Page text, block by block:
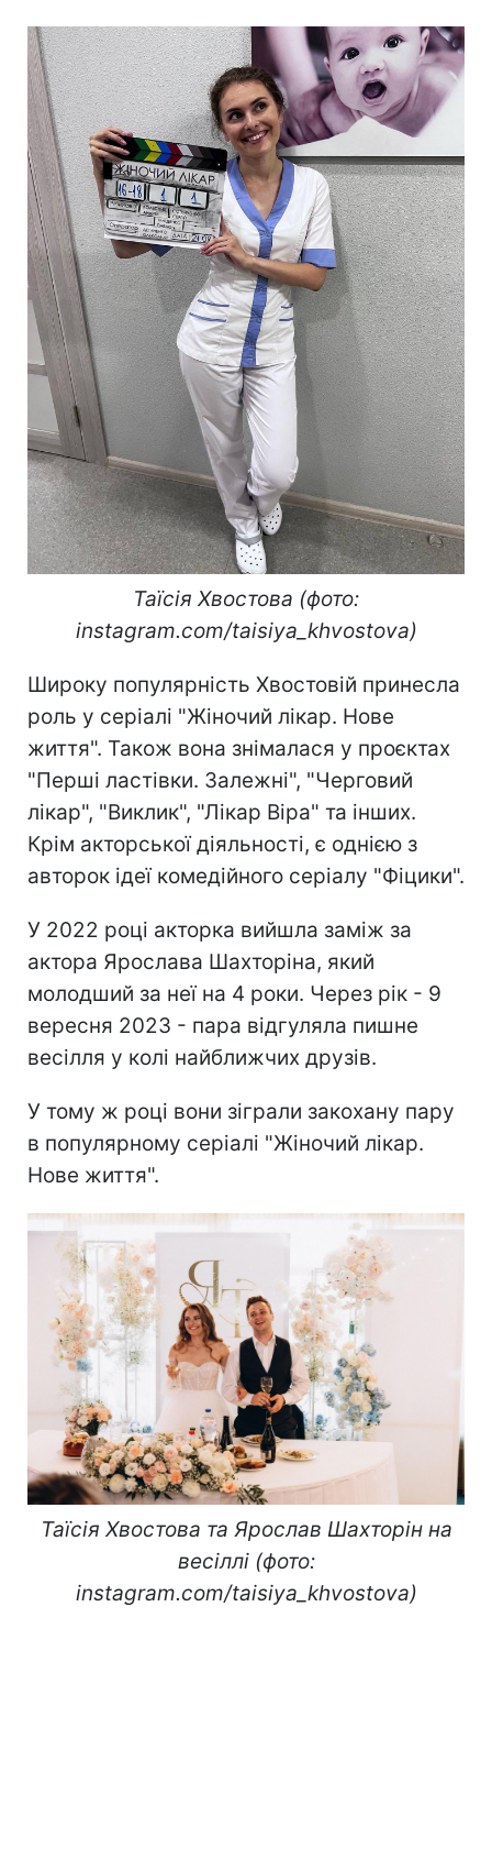
Таїсія Хвостова (фото:
instagram.com/taisiya_khvostova)
Широку популярність Хвостовій принесла
роль у серіалі "Жіночий лікар. Нове
життя". Також вона знімалася у проєктах
"Перші ластівки. Залежні", "Черговий
лікар", "Виклик", "Лікар Віра" та інших.
Крім акторської діяльності, є однією з
авторок ідеї комедійного серіалу "Фіцики".
У 2022 році акторка вийшла заміж за
актора Ярослава Шахторіна, який
молодший за неї на 4 роки. Через рік - 9
вересня 2023 - пара відгуляла пишне
весілля у колі найближчих друзів.
У тому ж році вони зіграли закохану пару
в популярному серіалі "Жіночий лікар.
Нове життя".
Таїсія Хвостова та Ярослав Шахторін на
весіллі (фото:
instagram.com/taisiya_khvostova)